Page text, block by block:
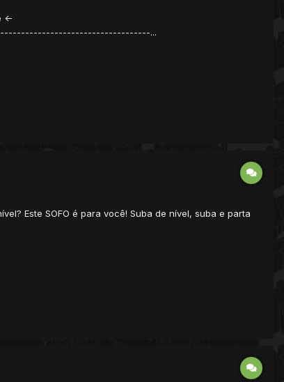
<-
...
Este SOFO é para você! Suba de nível, suba e parta